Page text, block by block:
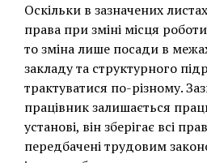
Оскільки в зазначених
права при зміні місця
то зміна лише посади в
закладу та структурного
трактуватися по-різному.
працівник залишається
установі, він зберігає всі
передбачені трудовим